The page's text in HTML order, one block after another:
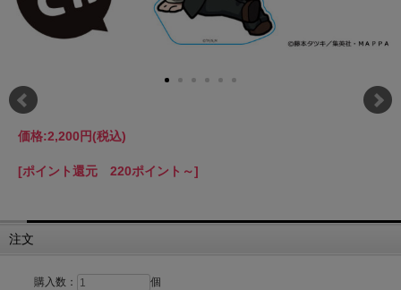
価格:2,200円(税込)
[ポイント還元 220ポイント～]
注文
購入数： 個